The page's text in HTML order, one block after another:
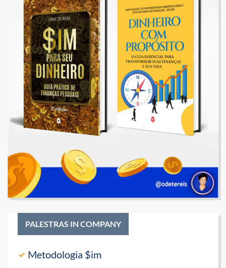
PALESTRAS IN COMPANY
Metodologia $im